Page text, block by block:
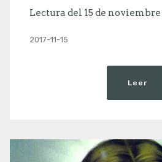
Lectura del 15 de noviembre
2017-11-15
Leer